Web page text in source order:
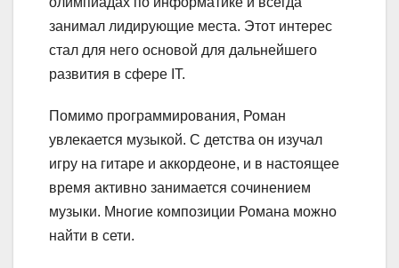
занимал лидирующие места. Этот интерес
стал для него основой для дальнейшего
развития в сфере IT.
Помимо программирования, Роман
увлекается музыкой. С детства он изучал
игру на гитаре и аккордеоне, и в настоящее
время активно занимается сочинением
музыки. Многие композиции Романа можно
найти в сети.